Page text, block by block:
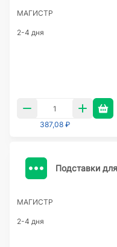
МАГИСТР
2-4 дня
387,08 ₽
Подставки
МАГИСТР
2-4 дня